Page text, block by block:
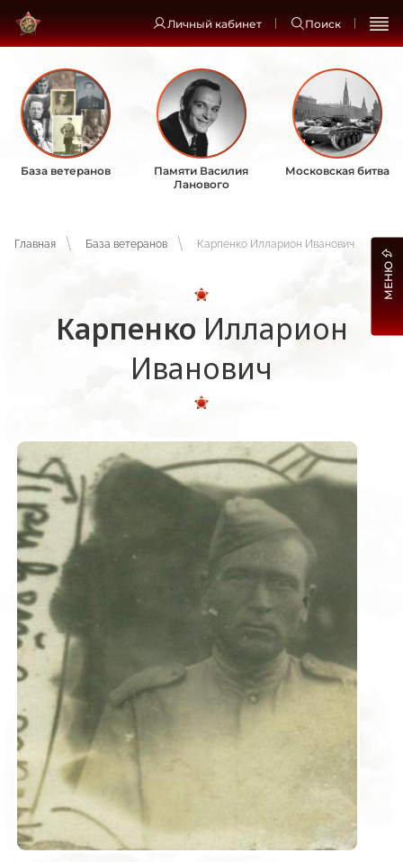
Личный кабинет Поиск
База ветеранов
Памяти Василия
Ланового
Московская битва
Главная База ветеранов Карпенко Илларион Иванович
Карпенко Илларион
Иванович
МЕНЮ